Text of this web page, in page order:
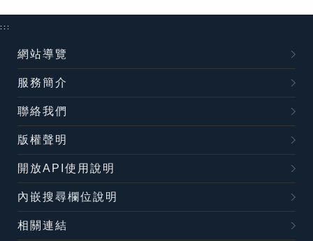
:::
網站導覽
服務簡介
聯絡我們
版權聲明
開放API使用說明
內嵌搜尋欄位說明
相關連結